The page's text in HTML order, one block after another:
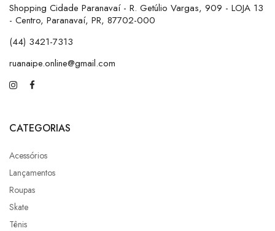
Shopping Cidade Paranavaí - R. Getúlio Vargas, 909 - LOJA 13
- Centro, Paranavaí, PR, 87702-000
(44) 3421-7313
ruanaipe.online@gmail.com
CATEGORIAS
Acessórios
Lançamentos
Roupas
Skate
Tênis